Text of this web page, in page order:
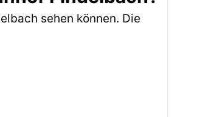
sehen können. Die